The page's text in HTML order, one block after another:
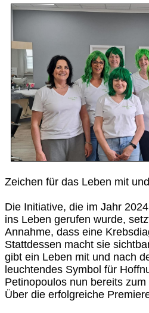
Zeichen für das Leben mit
Die Initiative, die im Jahr
ins Leben gerufen wurde,
Annahme, dass eine
Stattdessen macht sie
gibt ein Leben mit und nach
leuchtendes Symbol für
Petinopoulos nun bereits
Über die erfolgreiche